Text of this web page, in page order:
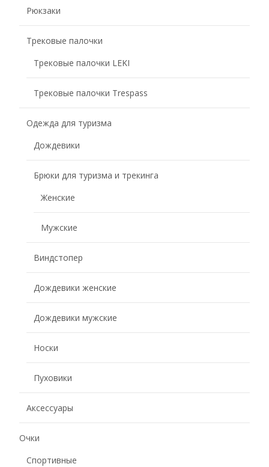
Рюкзаки
Трековые палочки
Трековые палочки LEKI
Трековые палочки Trespass
Одежда для туризма
Дождевики
Брюки для туризма и трекинга
Женские
Мужские
Виндстопер
Дождевики женские
Дождевики мужские
Носки
Пуховики
Аксессуары
Очки
Спортивные